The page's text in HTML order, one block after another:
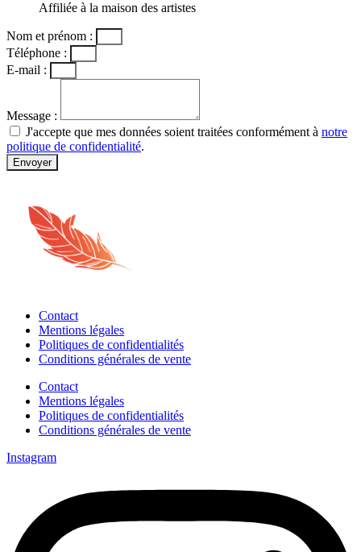
Affiliée à la maison des artistes
Nom et prénom :
Téléphone :
E-mail :
Message :
J'accepte que mes données soient traitées conformément à notre
politique de confidentialité.
Envoyer
Contact
Mentions légales
Politiques de confidentialités
Conditions générales de vente
Contact
Mentions légales
Politiques de confidentialités
Conditions générales de vente
Instagram